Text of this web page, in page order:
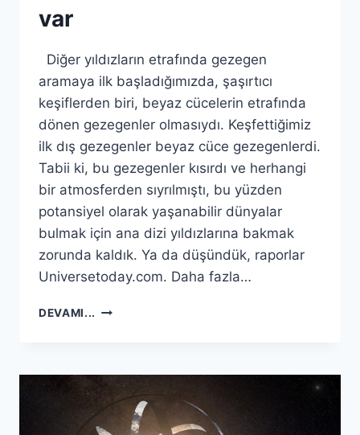
var
Diğer yıldızların etrafında gezegen
aramaya ilk başladığımızda, şaşırtıcı
keşiflerden biri, beyaz cücelerin etrafında
dönen gezegenler olmasıydı. Keşfettiğimiz
ilk dış gezegenler beyaz cüce gezegenlerdi.
Tabii ki, bu gezegenler kısırdı ve herhangi
bir atmosferden sıyrılmıştı, bu yüzden
potansiyel olarak yaşanabilir dünyalar
bulmak için ana dizi yıldızlarına bakmak
zorunda kaldık. Ya da düşündük, raporlar
Universetoday.com. Daha fazla…
DEVAMI... BEKLENMEDIK
YAŞANABILIR
GEZEGENLER
VAR